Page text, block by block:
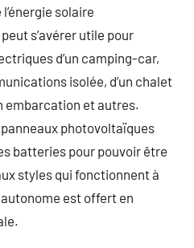
solaire
s’avérer utile pour
d’un camping-car,
isolée, d’un chalet
embarcation et autres.
photovoltaïques
batteries pour pouvoir être
styles qui fonctionnent à
est offert en